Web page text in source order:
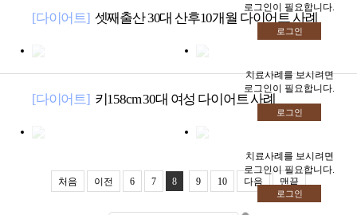
로그인이 필요합니다.
로그인
[다이어트]셋째출산 30대 산후10개월 다이어트 사례
치료사례를 보시려면
로그인이 필요합니다.
로그인
[다이어트]키158cm 30대 여성 다이어트 사례
치료사례를 보시려면
로그인이 필요합니다.
로그인
처음 이전 6 7 8 9 10 다음 맨끝